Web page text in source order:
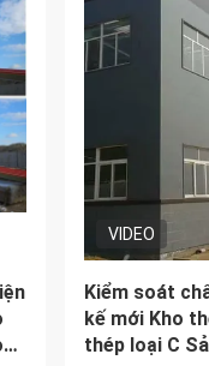
VIDEO
Bức nhà
trúc thép nhẹ